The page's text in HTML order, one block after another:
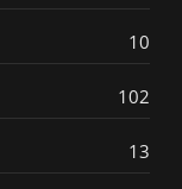
10
102
13